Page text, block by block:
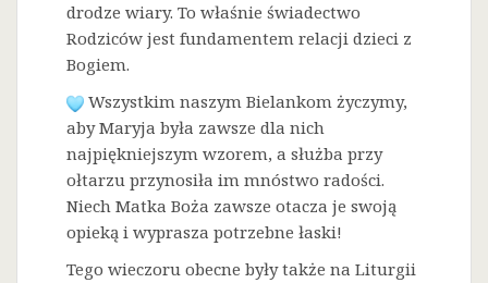
drodze wiary. To właśnie świadectwo
Rodziców jest fundamentem relacji dzieci z
Bogiem.
Wszystkim naszym Bielankom życzymy,
aby Maryja była zawsze dla nich
najpiękniejszym wzorem, a służba przy
ołtarzu przynosiła im mnóstwo radości.
Niech Matka Boża zawsze otacza je swoją
opieką i wyprasza potrzebne łaski!
Tego wieczoru obecne były także na Liturgii